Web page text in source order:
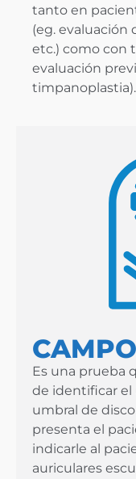
tanto en
(eg. evaluación
etc.) como con
evaluación
timpanoplastia).
Es una prueba
de identificar el
umbral de
presenta el
indicarle al
auriculares